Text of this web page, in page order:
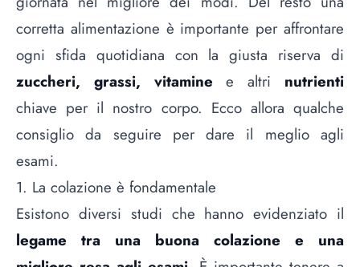
corretta alimentazione è importante per affrontare
ogni sfida quotidiana con la giusta riserva di
zuccheri, grassi, vitamine e altri nutrienti
chiave per il nostro corpo. Ecco allora qualche
consiglio da seguire per dare il meglio agli
esami.
1. La colazione è fondamentale
Esistono diversi studi che hanno evidenziato il
legame tra una buona colazione e una